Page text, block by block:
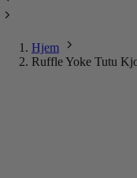
Hjem
Ruffle Yoke Tutu